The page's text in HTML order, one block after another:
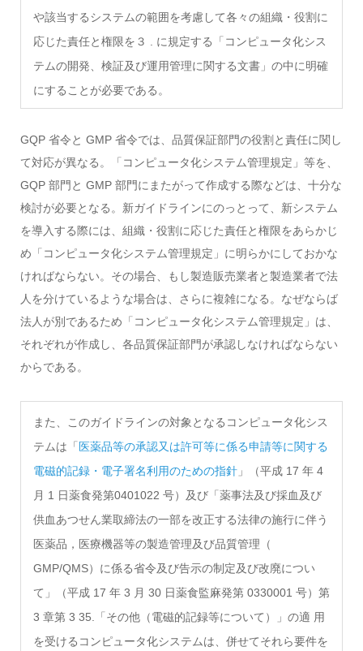
や該当するシステムの範囲を考慮して各々の組織・役割に
応じた責任と権限を３ . に規定する「コンピュータ化シス
テムの開発、検証及び運用管理に関する文書」の中に明確
にすることが必要である。
GQP 省令と GMP 省令では、品質保証部門の役割と責任に関し
て対応が異なる。「コンピュータ化システム管理規定」等を、
GQP 部門と GMP 部門にまたがって作成する際などは、十分な
検討が必要となる。新ガイドラインにのっとって、新システム
を導入する際には、組織・役割に応じた責任と権限をあらかじ
め「コンピュータ化システム管理規定」に明らかにしておかな
ければならない。その場合、もし製造販売業者と製造業者で法
人を分けているような場合は、さらに複雑になる。なぜならば
法人が別であるため「コンピュータ化システム管理規定」は、
それぞれが作成し、各品質保証部門が承認しなければならない
からである。
また、このガイドラインの対象となるコンピュータ化シス
テムは「医薬品等の承認又は許可等に係る申請等に関する
電磁的記録・電子署名利用のための指針」（平成 17 年 4
月 1 日薬食発第0401022 号）及び「薬事法及び採血及び
供血あつせん業取締法の一部を改正する法律の施行に伴う
医薬品，医療機器等の製造管理及び品質管理（
GMP/QMS）に係る省令及び告示の制定及び改廃につい
て」（平成 17 年 3 月 30 日薬食監麻発第 0330001 号）第
3 章第 3 35.「その他（電磁的記録等について）」の適 用
を受けるコンピュータ化システムは、併せてそれら要件を